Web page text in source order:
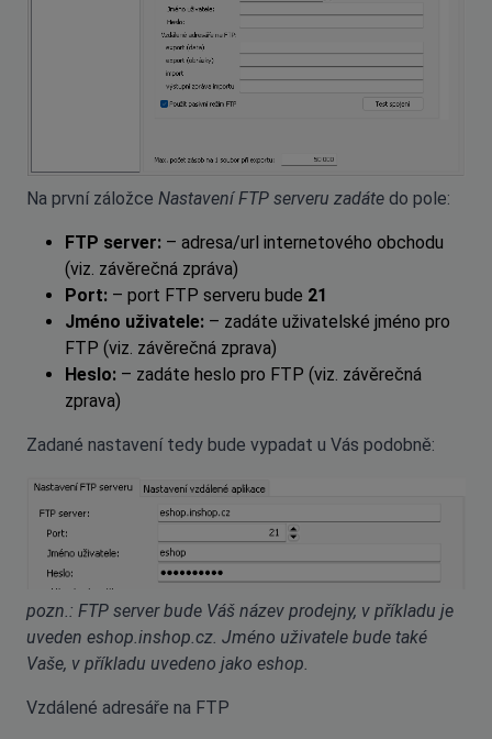
Na první záložce Nastavení FTP serveru zadáte do pole:
FTP server: – adresa/url internetového obchodu
(viz. závěrečná zpráva)
Port: – port FTP serveru bude 21
Jméno uživatele: – zadáte uživatelské jméno pro
FTP (viz. závěrečná zprava)
Heslo: – zadáte heslo pro FTP (viz. závěrečná
zprava)
Zadané nastavení tedy bude vypadat u Vás podobně:
pozn.: FTP server bude Váš název prodejny, v příkladu je
uveden eshop.inshop.cz. Jméno uživatele bude také
Vaše, v příkladu uvedeno jako eshop.
Vzdálené adresáře na FTP